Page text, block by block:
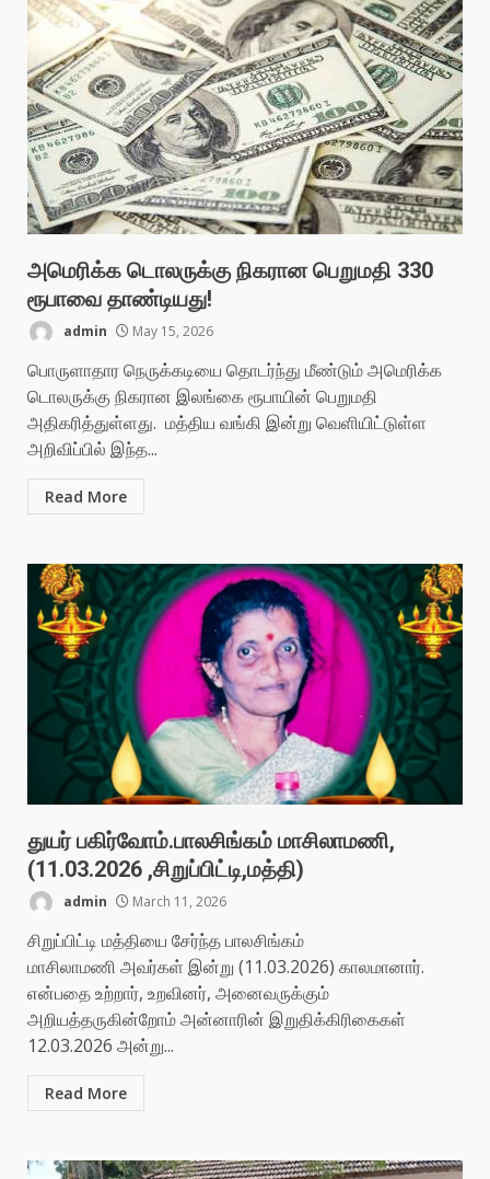
அமெரிக்க டொலருக்கு நிகரான பெறுமதி 330
ரூபாவை தாண்டியது!
admin May 15, 2026
பொருளாதார நெருக்கடியை தொடர்ந்து மீண்டும் அமெரிக்க
டொலருக்கு நிகரான இலங்கை ரூபாயின் பெறுமதி
அதிகரித்துள்ளது. மத்திய வங்கி இன்று வெளியிட்டுள்ள
அறிவிப்பில் இந்த...
Read More
துயர் பகிர்வோம்.பாலசிங்கம் மாசிலாமணி,
(11.03.2026 ,சிறுப்பிட்டி,மத்தி)
admin March 11, 2026
சிறுப்பிட்டி மத்தியை சேர்ந்த பாலசிங்கம்
மாசிலாமணி அவர்கள் இன்று (11.03.2026) காலமானார்.
என்பதை உற்றார், உறவினர், அனைவருக்கும்
அறியத்தருகின்றோம் அன்னாரின் இறுதிக்கிரிகைகள்
12.03.2026 அன்று...
Read More